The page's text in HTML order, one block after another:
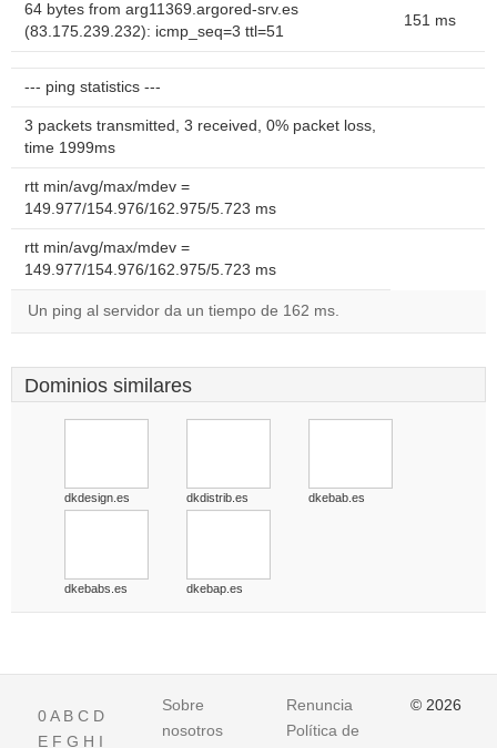
64 bytes from arg11369.argored-srv.es
(83.175.239.232): icmp_seq=3 ttl=51
151 ms
--- ping statistics ---
3 packets transmitted, 3 received, 0% packet loss,
time 1999ms
rtt min/avg/max/mdev =
149.977/154.976/162.975/5.723 ms
rtt min/avg/max/mdev =
149.977/154.976/162.975/5.723 ms
Un ping al servidor da un tiempo de 162 ms.
Dominios similares
dkdesign.es dkdistrib.es dkebab.es
dkebabs.es dkebap.es
0A B C D
E F G H I
Sobre
nosotros
Renuncia
Política de
© 2026